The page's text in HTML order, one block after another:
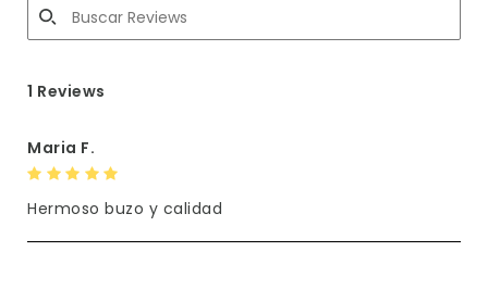
1 Reviews
Maria F.
Hermoso buzo y calidad